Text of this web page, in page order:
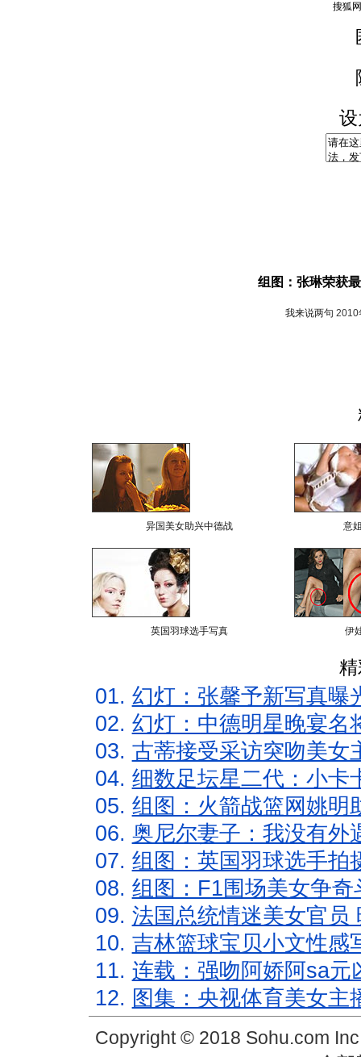
组图：张琳荣获
我来说两句 2010
异国美女助兴中德战 意
英国羽球选手写真 伊
01. 幻灯：张馨予新写真曝
02. 幻灯：中德明星晚宴名
03. 古蒂接受采访突吻美女
04. 细数足坛星二代：小卡
05. 组图：火箭战篮网姚明
06. 奥尼尔妻子：我没有外
07. 组图：英国羽球选手拍
08. 组图：F1围场美女争
09. 法国总统情迷美女官员
10. 吉林篮球宝贝小文性感
11. 连载：强吻阿娇阿sa元
12. 图集：央视体育美女主
Copyright © 2018 Sohu.com